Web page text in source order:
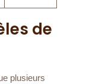
de
plusieurs